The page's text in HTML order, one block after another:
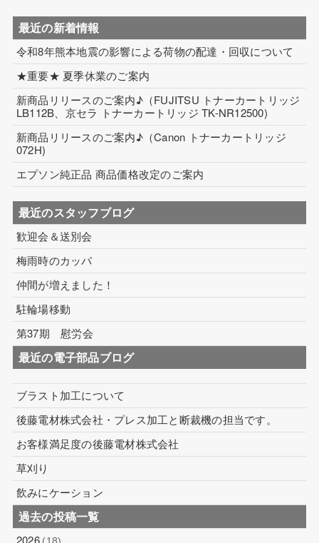
リサイクルトナー
コイル巻線加工
ハーネス・フィルム加工
生産設備について
生産設備について（アプリケーター）
取扱製品一覧
その他
ECマーケティング支援
インテリアワークス事業 内装工事
最近の新着情報
令和8年熊本地震の影響による荷物の配達・回収について
★重要★ 夏季休業のご案内
新商品リリースのご案内♪（FUJITSU トナーカートリッジ
LB112B、京セラ トナーカートリッジ TK-NR12500)
新商品リリースのご案内♪（Canon トナーカートリッジ
072H)
エプソン純正品 商品価格改定のご案内
最近のスタッフブログ
歓迎会＆送別会
梅雨時のカッパ
仲間が増えました！
駐輪場移動
第37期 慰労会
最近の電子部品ブログ
ブラスト加工について
後藤電材株式会社・プレス加工と断裁機の担当です。
お客様満足度の後藤電材株式会社
草刈り
飲みにケーション
過去の投稿一覧
2026